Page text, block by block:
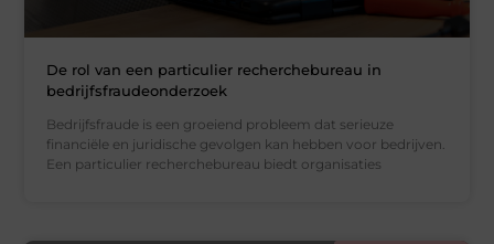
De rol van een particulier recherchebureau in
bedrijfsfraudeonderzoek
Bedrijfsfraude is een groeiend probleem dat serieuze
financiële en juridische gevolgen kan hebben voor bedrijven.
Een particulier recherchebureau biedt organisaties